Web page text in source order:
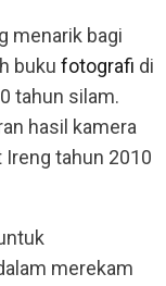
menarik bagi
buku fotografi di
tahun silam.
hasil kamera
Ireng tahun 2010
merekam